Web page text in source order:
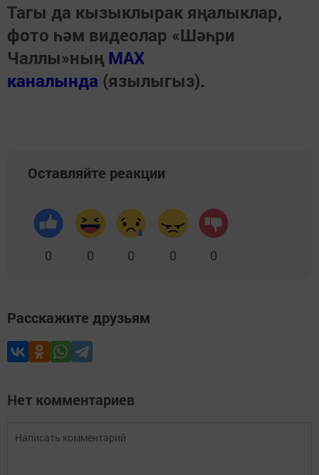
Тагы да кызыклырак яңалыклар,
фото һәм видеолар «Шәһри
Чаллы»ның MAX
каналында (язылыгыз).
Оставляйте реакции
0 0 0 0 0
Расскажите друзьям
Нет комментариев